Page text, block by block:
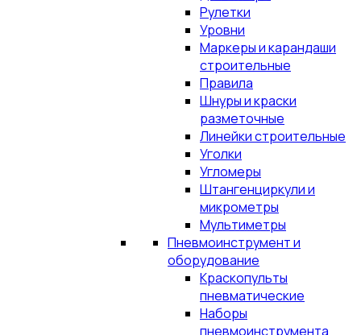
Рулетки
Уровни
Маркеры и карандаши
строительные
Правила
Шнуры и краски
разметочные
Линейки строительные
Уголки
Угломеры
Штангенциркули и
микрометры
Мультиметры
Пневмоинструмент и
оборудование
Краскопульты
пневматические
Наборы
пневмоинструмента